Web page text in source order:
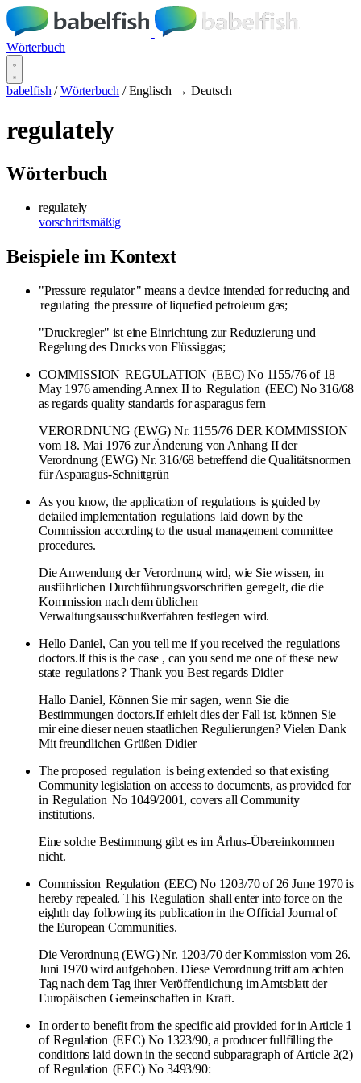
Wörterbuch
babelfish / Wörterbuch / Englisch → Deutsch
regulately
Wörterbuch
regulately
vorschriftsmäßig
Beispiele im Kontext
"Pressure regulator" means a device intended for reducing and
regulating the pressure of liquefied petroleum gas;
"Druckregler" ist eine Einrichtung zur Reduzierung und
Regelung des Drucks von Flüssiggas;
COMMISSION REGULATION (EEC) No 1155/76 of 18
May 1976 amending Annex II to Regulation (EEC) No 316/68
as regards quality standards for asparagus fern
VERORDNUNG (EWG) Nr. 1155/76 DER KOMMISSION
vom 18. Mai 1976 zur Änderung von Anhang II der
Verordnung (EWG) Nr. 316/68 betreffend die Qualitätsnormen
für Asparagus-Schnittgrün
As you know, the application of regulations is guided by
detailed implementation regulations laid down by the
Commission according to the usual management committee
procedures.
Die Anwendung der Verordnung wird, wie Sie wissen, in
ausführlichen Durchführungsvorschriften geregelt, die die
Kommission nach dem üblichen
Verwaltungsausschußverfahren festlegen wird.
Hello Daniel, Can you tell me if you received the regulations
doctors.If this is the case , can you send me one of these new
state regulations? Thank you Best regards Didier
Hallo Daniel, Können Sie mir sagen, wenn Sie die
Bestimmungen doctors.If erhielt dies der Fall ist, können Sie
mir eine dieser neuen staatlichen Regulierungen? Vielen Dank
Mit freundlichen Grüßen Didier
The proposed regulation is being extended so that existing
Community legislation on access to documents, as provided for
in Regulation No 1049/2001, covers all Community
institutions.
Eine solche Bestimmung gibt es im Århus-Übereinkommen
nicht.
Commission Regulation (EEC) No 1203/70 of 26 June 1970 is
hereby repealed. This Regulation shall enter into force on the
eighth day following its publication in the Official Journal of
the European Communities.
Die Verordnung (EWG) Nr. 1203/70 der Kommission vom 26.
Juni 1970 wird aufgehoben. Diese Verordnung tritt am achten
Tag nach dem Tag ihrer Veröffentlichung im Amtsblatt der
Europäischen Gemeinschaften in Kraft.
In order to benefit from the specific aid provided for in Article 1
of Regulation (EEC) No 1323/90, a producer fullfilling the
conditions laid down in the second subparagraph of Article 2(2)
of Regulation (EEC) No 3493/90: